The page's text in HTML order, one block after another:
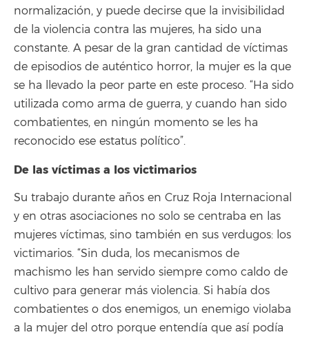
normalización, y puede decirse que la invisibilidad
de la violencia contra las mujeres, ha sido una
constante. A pesar de la gran cantidad de víctimas
de episodios de auténtico horror, la mujer es la que
se ha llevado la peor parte en este proceso. “Ha sido
utilizada como arma de guerra, y cuando han sido
combatientes, en ningún momento se les ha
reconocido ese estatus político”.
De las víctimas a los victimarios
Su trabajo durante años en Cruz Roja Internacional
y en otras asociaciones no solo se centraba en las
mujeres víctimas, sino también en sus verdugos: los
victimarios. “Sin duda, los mecanismos de
machismo les han servido siempre como caldo de
cultivo para generar más violencia. Si había dos
combatientes o dos enemigos, un enemigo violaba
a la mujer del otro porque entendía que así podía